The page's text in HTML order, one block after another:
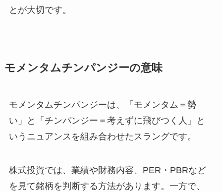
とが大切です。
モメンタムチンパンジーの意味
モメンタムチンパンジーは、「モメンタム＝勢
い」と「チンパンジー＝考えずに飛びつく人」と
いうニュアンスを組み合わせたスラングです。
株式投資では、業績や財務内容、PER・PBRなど
を見て銘柄を判断する方法があります。一方で、